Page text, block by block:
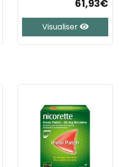
61,93€
Visualiser